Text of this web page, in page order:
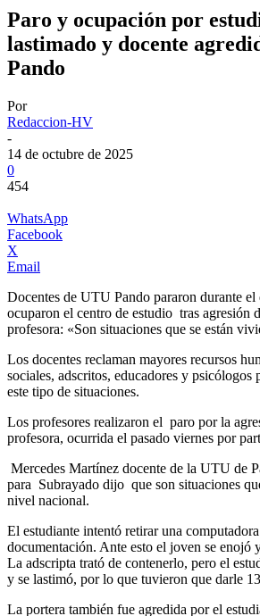
Paro y ocupación por
lastimado y docente
Pando
Por
Redaccion-HV
-
14 de octubre de 2025
0
454
WhatsApp
Facebook
X
Email
Docentes de UTU Pando pararon durante
ocuparon el centro de estudio tras agresión
profesora: «Son situaciones que se están
Los docentes reclaman mayores recursos
sociales, adscritos, educadores y psicólogos
este tipo de situaciones.
Los profesores realizaron el paro por la
profesora, ocurrida el pasado viernes por
Mercedes Martínez docente de la UTU de
para Subrayado dijo que son situaciones
nivel nacional.
El estudiante intentó retirar una
documentación. Ante esto el joven se enojó
La adscripta trató de contenerlo, pero el
y se lastimó, por lo que tuvieron que darle
La portera también fue agredida por el